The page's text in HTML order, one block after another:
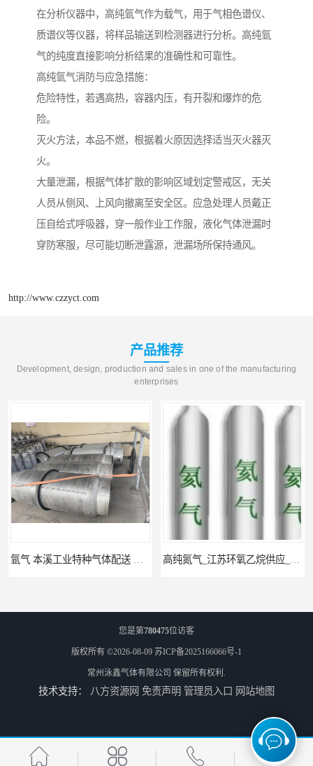
在分析仪器中，高纯氩气作为载气，用于气相色谱仪、
质谱仪等仪器，将样品输送到检测器进行分析。高纯氩
气的纯度直接影响分析结果的准确性和可靠性。
高纯氩气消防与应急措施：
危险特性，若遇高热，容器内压，有开裂和爆炸的危
险。
灭火方法，本品不燃，根据着火原因选择适当灭火器灭
火。
大量泄漏，根据气体扩散的影响区域划定警戒区，无关
人员从侧风、上风向撤离至安全区。应急处理人员戴正
压自给式呼吸器，穿一般作业工作服，液化气体泄漏时
穿防寒服，尽可能切断泄露源，泄漏场所保持通风。
http://www.czzyct.com
产品推荐
Development, design, production and sales in one of the manufacturing
enterprises
高纯氦气_盐城环氧乙烷配送_泳鑫气体 工业气体_无锡环氧乙烷供应_泳鑫气体
您是第780475位访客
版权所有 ©2026-08-09 苏ICP备2025166066号-1
常州泳鑫气体有限公司 保留所有权利.
技术支持： 八方资源网 免责声明 管理员入口 网站地图